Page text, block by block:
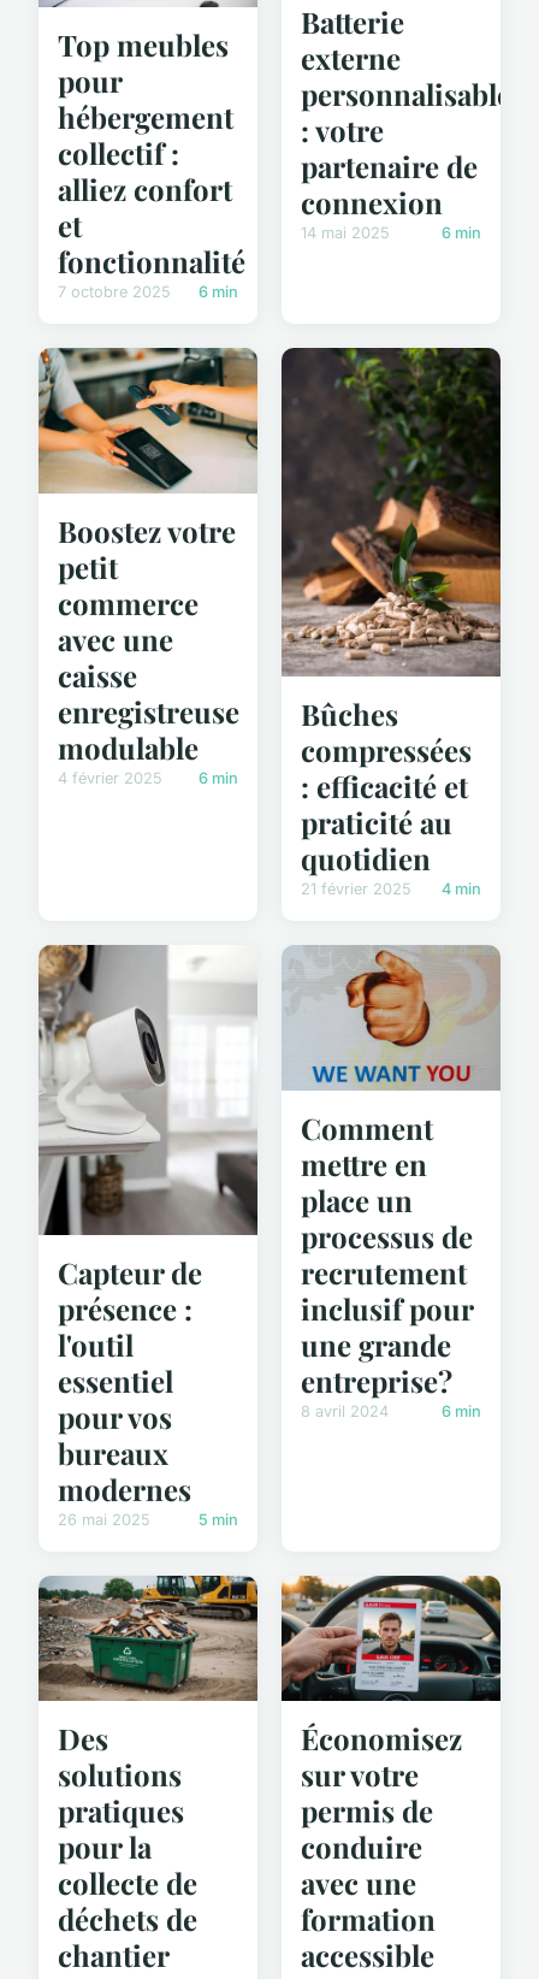
Top meubles
pour
hébergement
collectif :
alliez confort
et
fonctionnalité
7 octobre 2025 6 min
Batterie
externe
personnalisable
: votre
partenaire de
connexion
14 mai 2025 6 min
Boostez votre
petit
commerce
avec une
caisse
enregistreuse
modulable
4 février 2025 6 min
Bûches
compressées
: efficacité et
praticité au
quotidien
21 février 2025 4 min
Capteur de
présence :
l'outil
essentiel
pour vos
bureaux
modernes
26 mai 2025 5 min
Comment
mettre en
place un
processus de
recrutement
inclusif pour
une grande
entreprise?
8 avril 2024 6 min
Des
solutions
pratiques
pour la
collecte de
déchets de
chantier
Économisez
sur votre
permis de
conduire
avec une
formation
accessible